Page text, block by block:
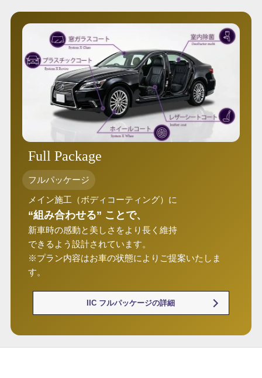
Full Package
フルパッケージ
メイン施工（ボディコーティング）に
“組み合わせる” ことで、
新車時の感動と美しさをより長く維持
できるよう設計されています。
※プラン内容はお車の状態によりご提案いたしま
す。
IIC フルパッケージの詳細